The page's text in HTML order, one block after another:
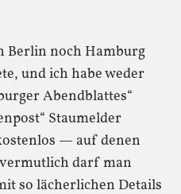
Berlin noch Hamburg
und ich habe weder
Abendblattes“
Staumelder
— auf denen
darf man
so lächerlichen Details